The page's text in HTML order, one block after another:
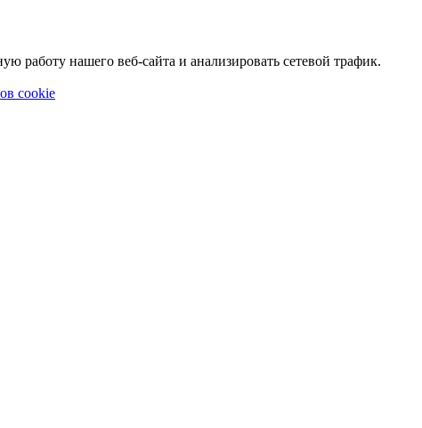
работу нашего веб-сайта и анализировать сетевой трафик.
cookie